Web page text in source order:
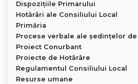
Dispoziţiile Primarului
Hotărâri ale Consiliului Local
Primăria
Procese verbale ale ședințelor
Proiect Conurbant
Proiecte de Hotărâre
Regulamentul Consiliului Local
Resurse umane